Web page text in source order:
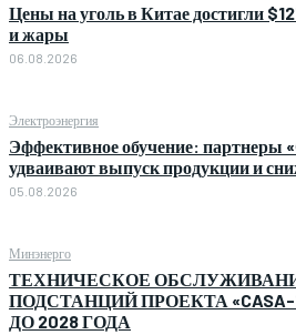
Цены на уголь в Китае достигли
и жары
06.08.2026
Электроэнергия
Эффективное обучение: партнеры
удваивают выпуск продукции и
05.08.2026
Минэнерго
ТЕХНИЧЕСКОЕ
ПОДСТАНЦИЙ ПРОЕКТА
ДО 2028 ГОДА